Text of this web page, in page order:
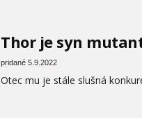
Thor je syn
pridané 5.9.2022
Otec mu je stále slušná